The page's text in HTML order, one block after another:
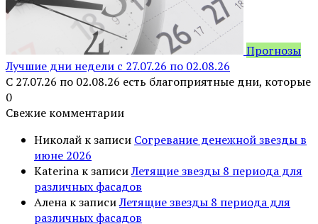
Прогнозы
Лучшие дни недели с 27.07.26 по 02.08.26
С 27.07.26 по 02.08.26 есть благоприятные дни, которые
0
Свежие комментарии
Николай к записи Согревание денежной звезды в
июне 2026
Katerina к записиЛетящие звезды 8 периода для
различных фасадов
Алена к записиЛетящие звезды 8 периода для
различных фасадов